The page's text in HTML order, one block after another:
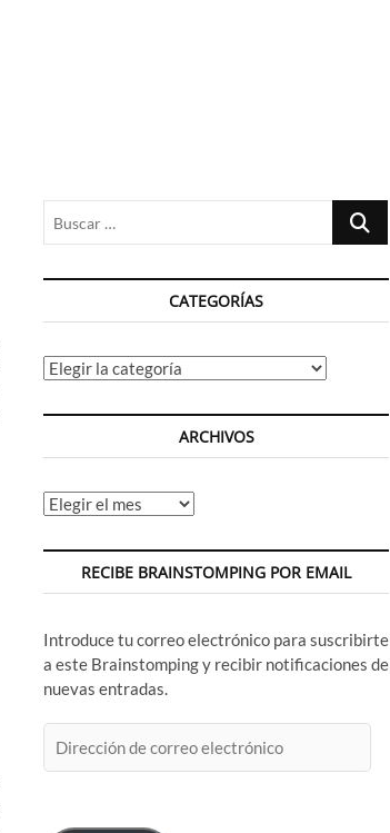
Buscar
CATEGORÍAS
Categorías
ARCHIVOS
Archivos
RECIBE BRAINSTOMPING POR EMAIL
Introduce tu correo electrónico para suscribirte
a este Brainstomping y recibir notificaciones de
nuevas entradas.
de